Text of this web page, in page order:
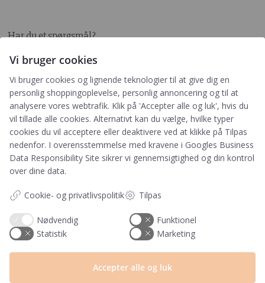
Har du et spørgsmål?
Du kan kontakte vores kundeservice på:
+45 60 15 72 04
Telefon & mail besvares I tidsrummet:
Mandag – Fredag: 10.00 – 15.00
kundeservice@prikogstreg.dk
Tryktider
Handelsbetingelser og FAQ
Persondatapolitik
Om os
Blog
Vi bruger cookies
Vi bruger cookies og lignende teknologier til at give dig en
personlig shoppingoplevelse, personlig annoncering og til at
analysere vores webtrafik. Klik på 'Accepter alle og luk', hvis du
vil tillade alle cookies. Alternativt kan du vælge, hvilke typer
cookies du vil acceptere eller deaktivere ved at klikke på Tilpas
nedenfor. I overensstemmelse med kravene i Googles Business
Data Responsibility Site sikrer vi gennemsigtighed og din kontrol
over dine data.
Cookie- og privatlivspolitik Tilpas
Nødvendig
Funktionel
Statistik
Marketing
Accepter alle og luk